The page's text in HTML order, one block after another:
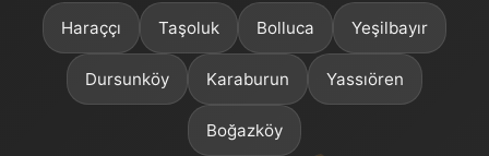
Haraççı Taşoluk Bolluca Yeşilbayır
Dursunköy Karaburun Yassıören
Boğazköy